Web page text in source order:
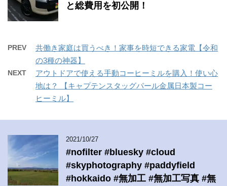
と総費用を初公開！
PREV
共働き家庭は買うべき！家事を時短できる家電【令和
の3種の神器】
NEXT
アウトドアで使える手動コーヒーミルを購入！使い心
地は？ 【キャプテンスタッグパール金属日本製コー
ヒーミル】
2021/10/27
#nofilter #bluesky #cloud
#skyphotography #paddyfield
#hokkaido #無加工 #無加工写真 #無